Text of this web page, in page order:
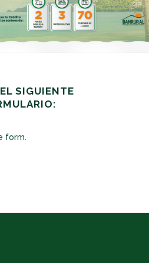
SIGUIENTE
form.